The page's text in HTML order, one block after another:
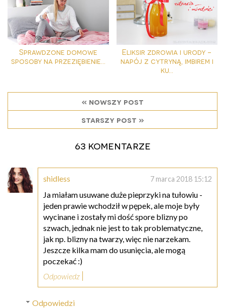
Sprawdzone domowe
sposoby na przeziębienie...
Eliksir zdrowia i urody -
napój z cytryną, imbirem i
ku...
« nowszy post
starszy post »
63 komentarze
shidless 7 marca 2018 15:12
Ja miałam usuwane duże pieprzyki na tułowiu -
jeden prawie wchodził w pępek, ale moje były
wycinane i zostały mi dość spore blizny po
szwach, jednak nie jest to tak problematyczne,
jak np. blizny na twarzy, więc nie narzekam.
Jeszcze kilka mam do usunięcia, ale mogą
poczekać :)
Odpowiedz
Odpowiedzi